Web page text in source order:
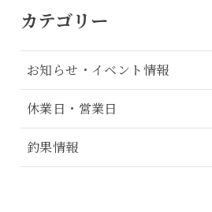
カテゴリー
お知らせ・イベント情報
休業日・営業日
釣果情報